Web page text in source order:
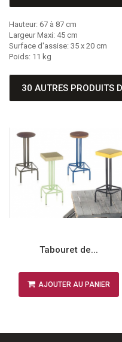
Hauteur: 67 à 87 cm
Largeur Maxi: 45 cm
Surface d'assise: 35 x 20 cm
Poids: 11 kg
30 AUTRES PRODUITS
Tabouret de...
AJOUTER AU PANIER